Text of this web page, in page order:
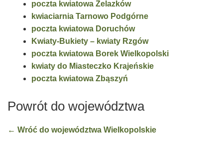
poczta kwiatowa Żelazków
kwiaciarnia Tarnowo Podgórne
poczta kwiatowa Doruchów
Kwiaty-Bukiety – kwiaty Rzgów
poczta kwiatowa Borek Wielkopolski
kwiaty do Miasteczko Krajeńskie
poczta kwiatowa Zbąszyń
Powrót do województwa
← Wróć do województwa Wielkopolskie